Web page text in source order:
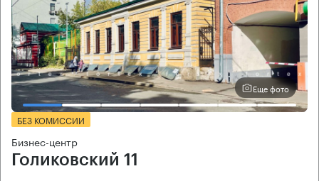
Еще фото
БЕЗ КОМИССИИ
Бизнес-центр
Голиковский 11